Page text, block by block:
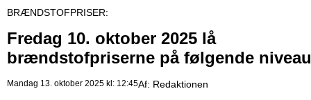
BRÆNDSTOFPRISER:
Fredag 10. oktober 2025 lå
brændstofpriserne på følgende niveau
Mandag 13. oktober 2025 kl: 12:45Af: Redaktionen